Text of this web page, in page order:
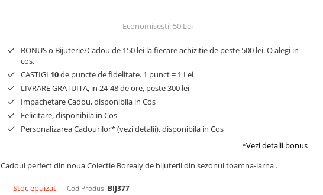
Economisesti: 50 Lei
BONUS o Bijuterie/Cadou de 150 lei la fiecare achizitie de peste 500 lei. O alegi in
cos.
CASTIGI 10de puncte de fidelitate. 1 punct = 1 Lei
LIVRARE GRATUITA, in 24-48 de ore, peste 300 lei
Impachetare Cadou, disponibila in Cos
Felicitare, disponibila in Cos
Personalizarea Cadourilor* (vezi detalii), disponibila in Cos
*Vezi detalii bonus
Cadoul perfect din noua Colectie Borealy de bijuterii din sezonul toamna-iarna .
Stoc epuizat Cod Produs: BIJ377